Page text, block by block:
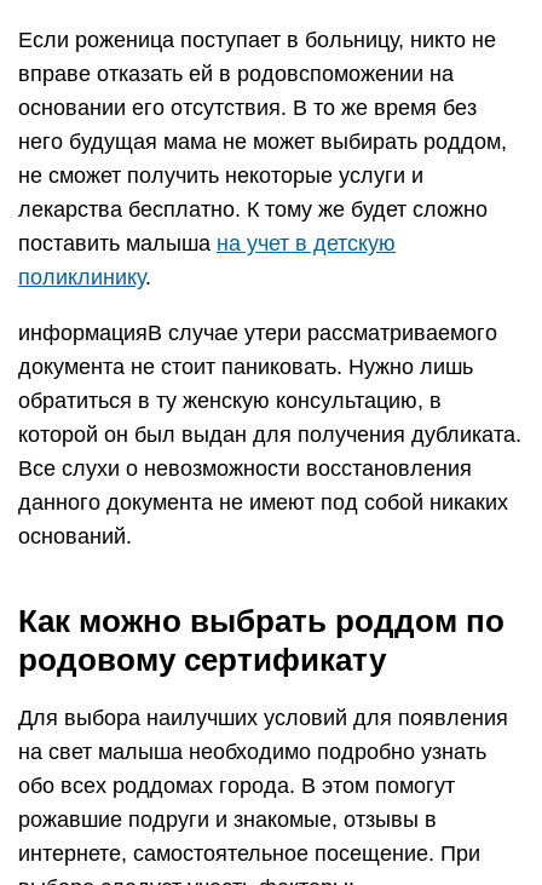
Если роженица поступает в больницу, никто не
вправе отказать ей в родовспоможении на
основании его отсутствия. В то же время без
него будущая мама не может выбирать роддом,
не сможет получить некоторые услуги и
лекарства бесплатно. К тому же будет сложно
поставить малыша на учет в детскую
поликлинику.
информацияВ случае утери рассматриваемого
документа не стоит паниковать. Нужно лишь
обратиться в ту женскую консультацию, в
которой он был выдан для получения дубликата.
Все слухи о невозможности восстановления
данного документа не имеют под собой никаких
оснований.
Как можно выбрать роддом по
родовому сертификату
Для выбора наилучших условий для появления
на свет малыша необходимо подробно узнать
обо всех роддомах города. В этом помогут
рожавшие подруги и знакомые, отзывы в
интернете, самостоятельное посещение. При